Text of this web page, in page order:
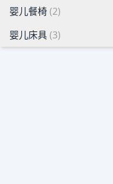
婴儿餐椅(2)
婴儿床具(3)